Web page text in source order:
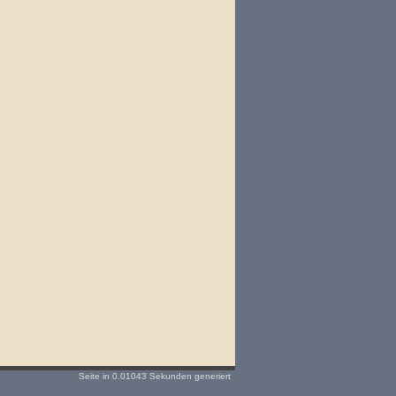
Seite in 0.01043 Sekunden generiert